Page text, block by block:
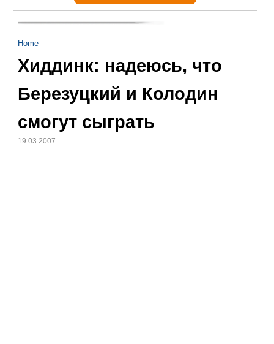
Home
Хиддинк: надеюсь, что
Березуцкий и Колодин
смогут сыграть
19.03.2007